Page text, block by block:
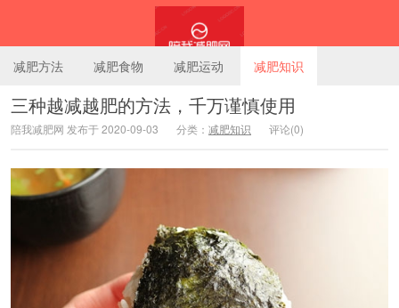
陪我减肥网
减肥方法 减肥食物 减肥运动 减肥知识
三种越减越肥的方法，千万谨慎使用
陪我减肥网 发布于 2020-09-03 分类： 减肥知识 评论(0)